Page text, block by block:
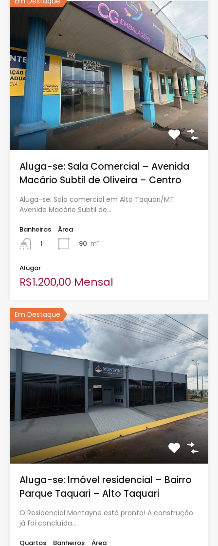
Aluga-se: Sala Comercial – Avenida
Macário Subtil de Oliveira – Centro
Aluga-se: Sala comercial em Alto Taquari/MT.
Avenida Macário Subtil de…
Banheiros
1
Área
90 m²
Alugar
R$1.200,00 Mensal
Em Destaque
Aluga-se: Imóvel residencial – Bairro
Parque Taquari – Alto Taquari
O Residencial Montayne está pronto! A construção
já foi concluída…
Quartos Banheiros Área